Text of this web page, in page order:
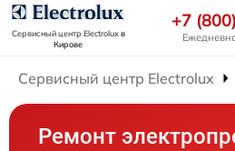
Сервисный центр Electroluxв
Кирове
+7
Сервисный центр Electrolux
Ремонт